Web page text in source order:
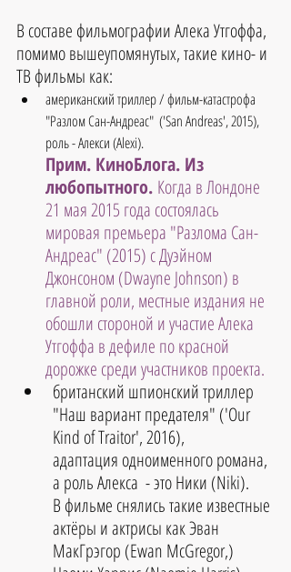
В составе фильмографии Алека Утгоффа,
помимо вышеупомянутых, такие кино- и
ТВ фильмы как:
американский триллер / фильм-катастрофа
"Разлом Сан-Андреас"  ('San Andreas', 2015),
роль - Алекси (Alexi).
Прим. КиноБлога. Из
любопытного. Когда в Лондоне
21 мая 2015 года состоялась
мировая премьера "Разлома Сан-
Андреас" (2015) с Дуэйном
Джонсоном (Dwayne Johnson) в
главной роли, местные издания не
обошли стороной и участие Алека
Утгоффа в дефиле по красной
дорожке среди участников проекта.
британский шпионский триллер
"Наш вариант предателя" ('Our
Kind of Traitor', 2016),
адаптация одноименного романа,
а роль Алекса  - это Ники (Niki).
В фильме снялись такие известные
актёры и актрисы как Эван
МакГрэгор (Ewan McGregor,)